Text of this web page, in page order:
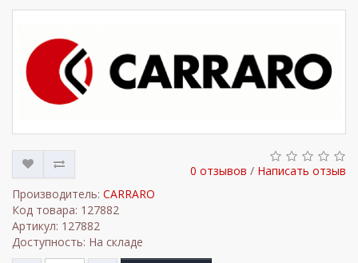
0 отзывов / Написать отзыв
Производитель: CARRARO
Код товара: 127882
Артикул: 127882
Доступность: На складе